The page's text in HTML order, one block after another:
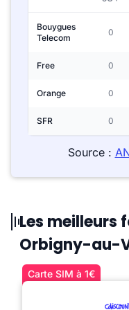
Bouygues
Telecom
0
Free 0
Orange 0
SFR 0
Source :
Les meilleurs
Orbigny-au-
Carte SIM à 1€